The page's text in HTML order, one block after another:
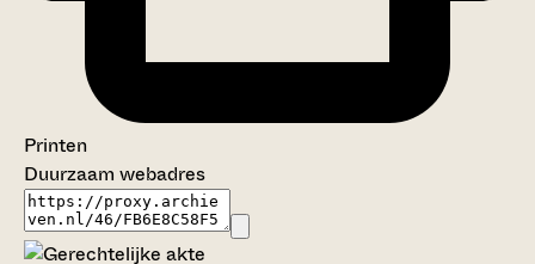
Printen
Duurzaam webadres